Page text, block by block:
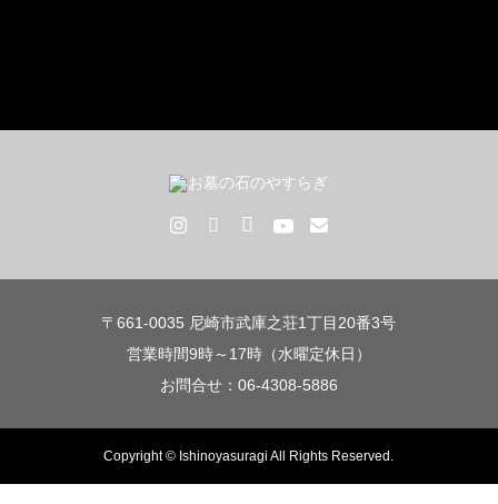
〒661-0035 尼崎市武庫之荘1丁目20番3号
営業時間9時～17時（水曜定休日）
お問合せ：06-4308-5886
Copyright © Ishinoyasuragi All Rights Reserved.